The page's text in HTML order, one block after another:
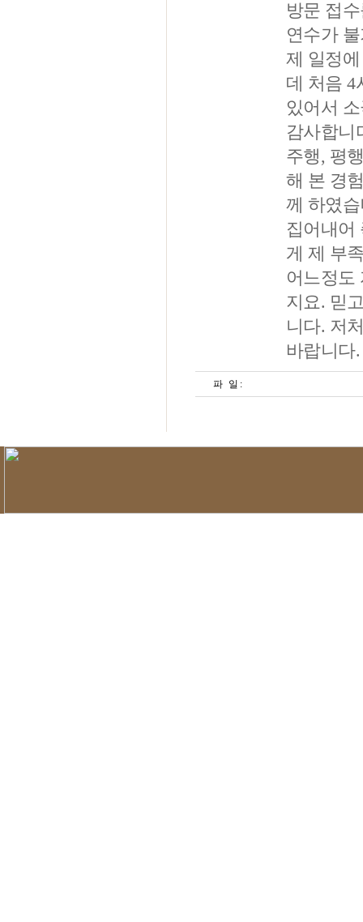
방문 접
연수가
제 일정
데 처음 4
있어서
감사합니
주행, 평
해 본 경
께 하였
집어내어
게 제 부
어느정도
지요. 믿
니다. 저
바랍니
파 일 :